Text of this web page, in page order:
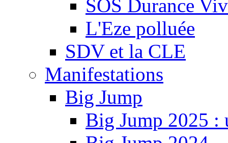
SOS Durance
L'Eze polluée
SDV et la CLE
Manifestations
Big Jump
Big Jump 2025 :